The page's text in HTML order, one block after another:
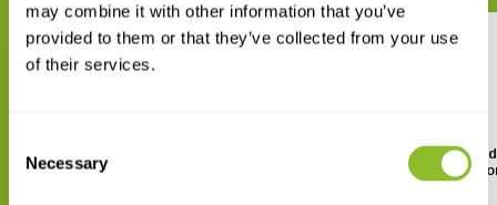
may combine it with other information that you’ve
provided to them or that they’ve collected from your use
of their services.
Selection
Necessary
Dolphins and Porpoises of
Mark Carwardine's
Whale Watching in
America